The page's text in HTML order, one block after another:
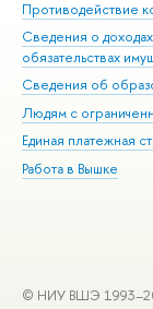
Противодействие
Сведения о
обязательствах
Сведения об
Людям с
Единая платежная
Работа в Вышке
© НИУ ВШЭ